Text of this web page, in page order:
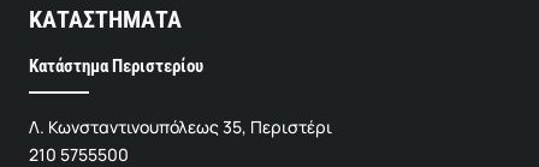
ΚΑΤΑΣΤΗΜΑΤΑ
Κατάστημα Περιστερίου
Λ. Κωνσταντινουπόλεως 35, Περιστέρι
210 5755500